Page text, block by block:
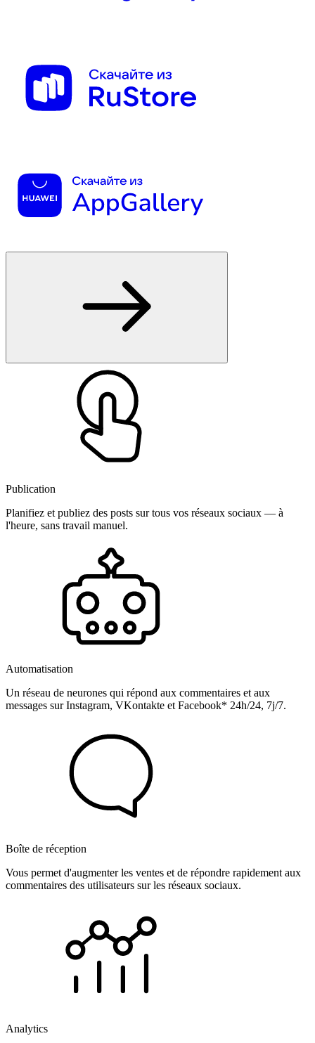
Publication
Planifiez et publiez des posts sur tous vos réseaux sociaux — à
l'heure, sans travail manuel.
Automatisation
Un réseau de neurones qui répond aux commentaires et aux
messages sur Instagram, VKontakte et Facebook* 24h/24, 7j/7.
Boîte de réception
Vous permet d'augmenter les ventes et de répondre rapidement aux
commentaires des utilisateurs sur les réseaux sociaux.
Analytics